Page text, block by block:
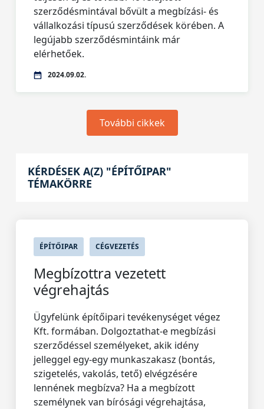
szerződésmintával bővült a megbízási- és
vállalkozási típusú szerződések körében. A
legújabb szerződésmintáink már
elérhetőek.
2024.09.02.
További cikkek
KÉRDÉSEK A(Z) "ÉPÍTŐIPAR"
TÉMAKÖRRE
ÉPÍTŐIPAR CÉGVEZETÉS
Megbízottra vezetett
végrehajtás
Ügyfelünk építőipari tevékenységet végez
Kft. formában. Dolgoztathat-e megbízási
szerződéssel személyeket, akik idény
jelleggel egy-egy munkaszakasz (bontás,
szigetelés, vakolás, tető) elvégzésére
lennének megbízva? Ha a megbízott
személynek van bírósági végrehajtása,